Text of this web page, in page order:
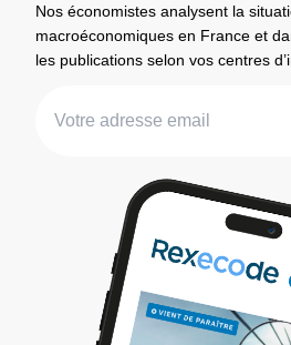
Nos économistes analysent la
macroéconomiques en France et
les publications selon vos centres